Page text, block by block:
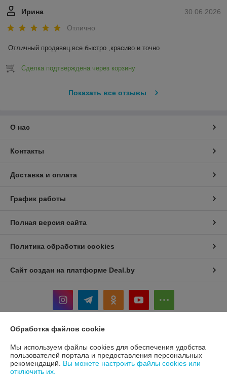
30.06.2026
Ирина
Отлично
Отличный продавец.все быстро ,красиво и точно
Сделка подтверждена через корзину
Показать все отзывы
О нас
Контакты
Доставка и оплата
График работы
Полная версия сайта
Политика обработки cookies
Сайт создан на платформе Deal.by
Юридическое лицо:Общество с ограниченной ответственностью
г.Минск,ул.Уручская,д.21, офис 406
Обработка файлов cookie
Мы используем файлы cookies для обеспечения удобства
пользователей портала и предоставления персональных
рекомендаций. Вы можете настроить файлы cookies или
отключить их.